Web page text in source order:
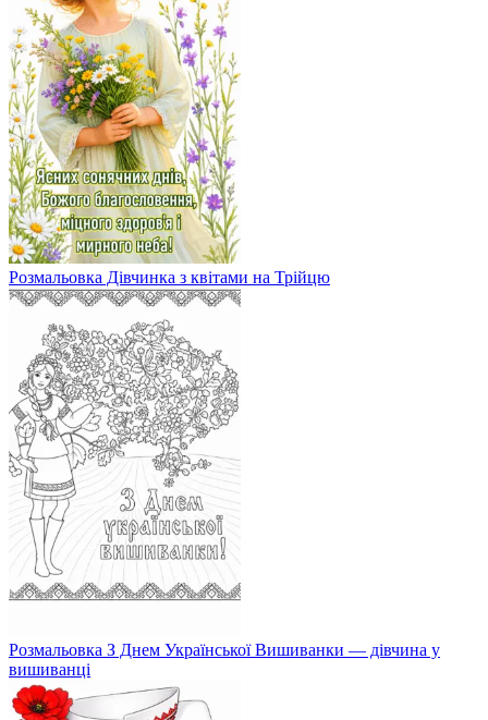
Розмальовка Дівчинка з квітами на Трійцю
Розмальовка З Днем Української Вишиванки — дівчина у
вишиванці